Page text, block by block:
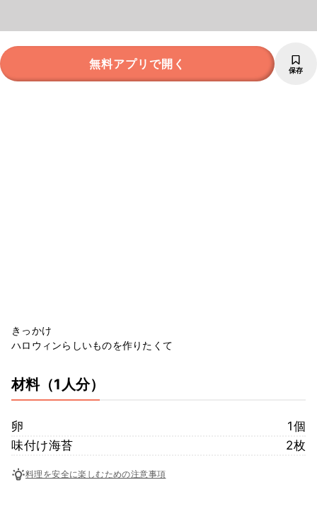
無料アプリで開く 保存
きっかけ
ハロウィンらしいものを作りたくて
材料（1人分）
卵
1個
味付け海苔
2枚
料理を安全に楽しむための注意事項